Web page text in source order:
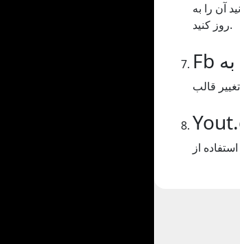
آن را به
روز کنید.